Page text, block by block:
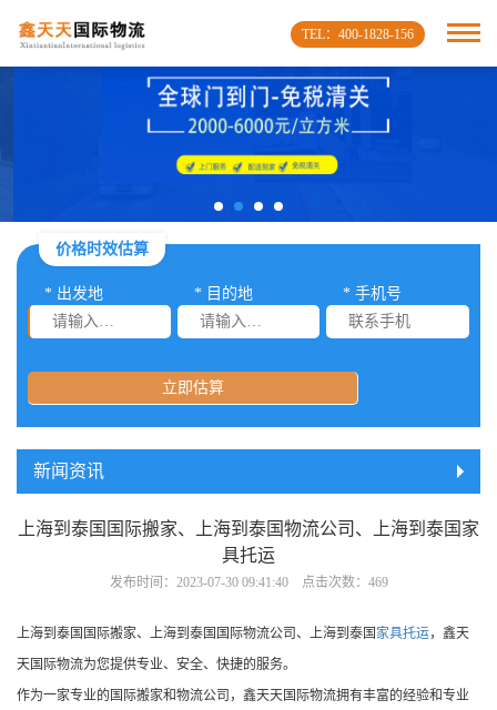
TEL：400-1828-156
价格时效估算
* 出发地 * 目的地 * 手机号
立即估算
新闻资讯
上海到泰国国际搬家、上海到泰国物流公司、上海到泰国家
具托运
发布时间：2023-07-30 09:41:40 点击次数：469
上海到泰国国际搬家、上海到泰国国际物流公司、上海到泰国 家具托运，鑫天
天国际物流为您提供专业、安全、快捷的服务。
作为一家专业的国际搬家和物流公司， 鑫天天国际物流拥有丰富的经验和专业